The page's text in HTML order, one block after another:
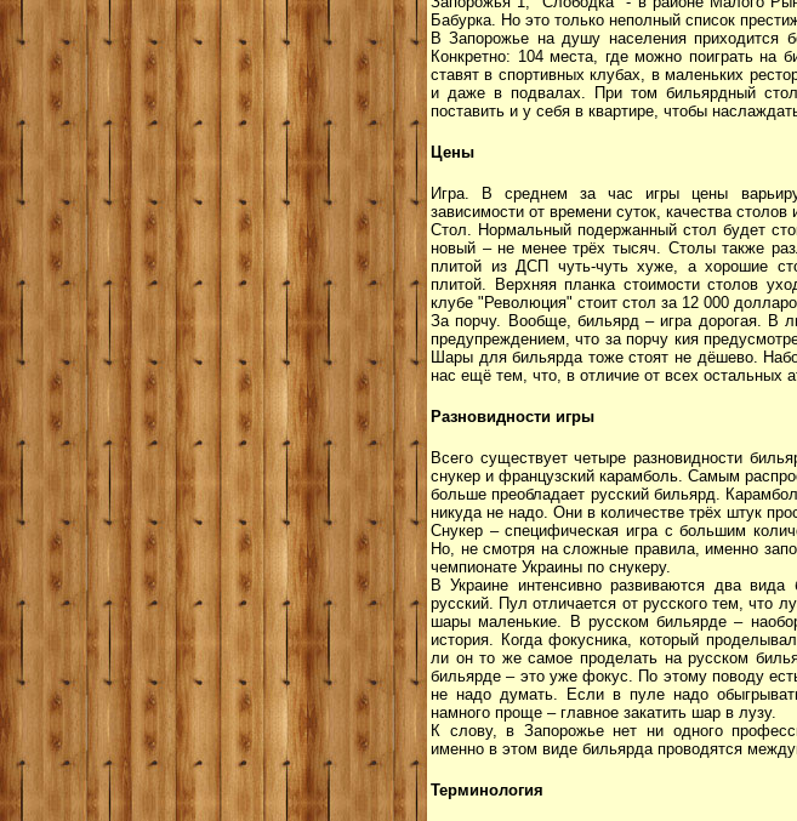
Бабурка. Но это только неполный список
В Запорожье на душу населения приходится
Конкретно: 104 места, где можно поиграть на
ставят в спортивных клубах, в маленьких
и даже в подвалах. При том бильярдный
поставить и у себя в квартире, чтобы
Цены
Игра. В среднем за час игры цены
зависимости от времени суток, качества столов
Стол. Нормальный подержанный стол будет
новый – не менее трёх тысяч. Столы также
плитой из ДСП чуть-чуть хуже, а хорошие
плитой. Верхняя планка стоимости столов
клубе "Революция" стоит стол за 12 000
За порчу. Вообще, бильярд – игра дорогая. В
предупреждением, что за порчу кия
Шары для бильярда тоже стоят не дёшево.
нас ещё тем, что, в отличие от всех остальных
Разновидности игры
Всего существует четыре разновидности
снукер и французский карамболь. Самым
больше преобладает русский бильярд.
никуда не надо. Они в количестве трёх штук
Снукер – специфическая игра с большим
Но, не смотря на сложные правила, именно
чемпионате Украины по снукеру.
В Украине интенсивно развиваются два
русский. Пул отличается от русского тем, что
шары маленькие. В русском бильярде –
история. Когда фокусника, который
ли он то же самое проделать на русском
бильярде – это уже фокус. По этому поводу
не надо думать. Если в пуле надо
намного проще – главное закатить шар в лузу.
К слову, в Запорожье нет ни одного
именно в этом виде бильярда проводятся
Терминология